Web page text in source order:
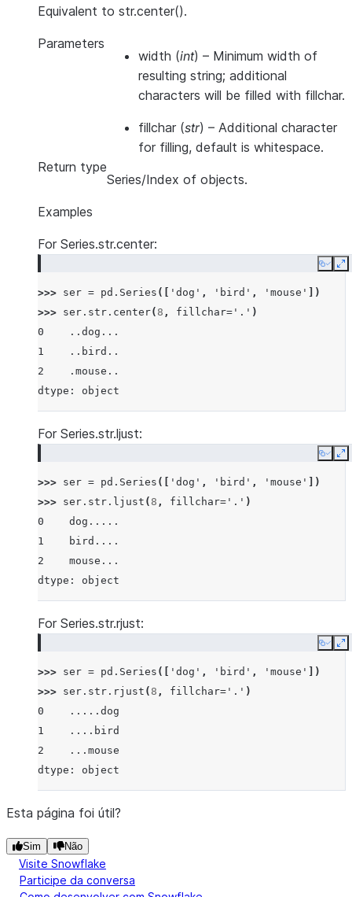
Equivalent to str.center().
Parameters
width (int) – Minimum width of
resulting string; additional
characters will be filled with fillchar.
fillchar (str) – Additional character
for filling, default is whitespace.
Return type
Series/Index of objects.
Examples
For Series.str.center:
Copy
>>> ser = pd . Series ([ 'dog' , 'bird' , 'mouse'
])
>>> ser . str . center( 8 , fillchar= '.' )
0    ..dog...
1    ..bird..
2    .mouse..
dtype: object
For Series.str.ljust:
Copy
>>> ser = pd . Series ([ 'dog' , 'bird' , 'mouse'
])
>>> ser . str . ljust ( 8 , fillchar= '.' )
0    dog.....
1    bird....
2    mouse...
dtype: object
For Series.str.rjust:
Copy
>>> ser = pd . Series ([ 'dog' , 'bird' , 'mouse'
])
>>> ser . str . rjust ( 8 , fillchar= '.' )
0    .....dog
1    ....bird
2    ...mouse
dtype: object
Esta página foi útil?
Sim Não
Visite Snowflake
Participe da conversa